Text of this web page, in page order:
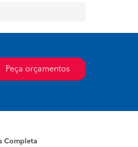
Peça orçamentos
Completa